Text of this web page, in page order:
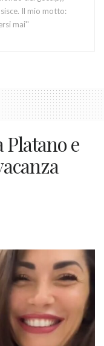
Il mio motto:
mai''
e